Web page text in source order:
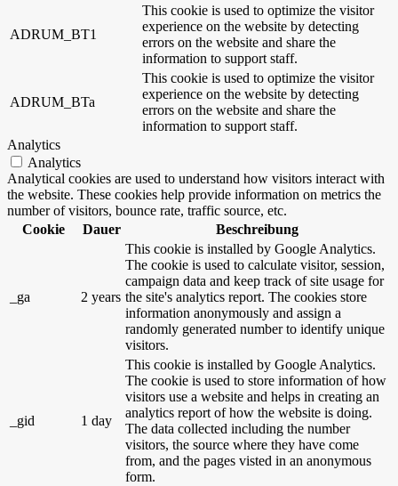
ADRUM_BT1
This cookie is used to optimize the visitor
experience on the website by detecting
errors on the website and share the
information to support staff.
ADRUM_BTa
This cookie is used to optimize the visitor
experience on the website by detecting
errors on the website and share the
information to support staff.
Analytics
Analytics
Analytical cookies are used to understand how visitors interact with
the website. These cookies help provide information on metrics the
number of visitors, bounce rate, traffic source, etc.
Cookie
Dauer Beschreibung
_ga 2 years
This cookie is installed by Google Analytics.
The cookie is used to calculate visitor, session,
campaign data and keep track of site usage for
the site's analytics report. The cookies store
information anonymously and assign a
randomly generated number to identify unique
visitors.
_gid 1 day
This cookie is installed by Google Analytics.
The cookie is used to store information of how
visitors use a website and helps in creating an
analytics report of how the website is doing.
The data collected including the number
visitors, the source where they have come
from, and the pages visted in an anonymous
form.